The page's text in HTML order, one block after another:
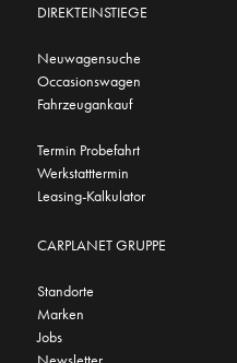
DIREKTEINSTIEGE
Neuwagensuche
Occasionswagen
Fahrzeugankauf
Termin Probefahrt
Werkstatttermin
Leasing-Kalkulator
CARPLANET GRUPPE
Standorte
Marken
Jobs